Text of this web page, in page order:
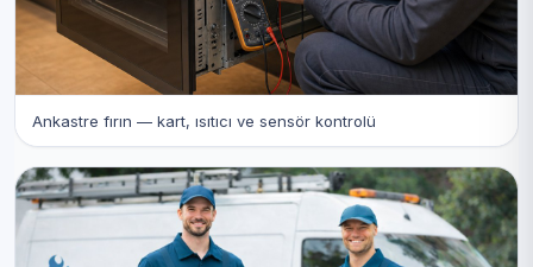
Ankastre fırın — kart, ısıtıcı ve sensör kontrolü